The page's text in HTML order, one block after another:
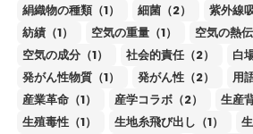
絹織物の種類（1）
細菌（2）
紫外線
紡績（1）
空気の重量（1）
空気の熱伝
空気の成分（1）
社会的責任（2）
白
発がん性物質（1）
発がん性（2）
用
産業革命（1）
産学コラボ（2）
生産
生殖毒性（1）
生地糸飛び出し（1）